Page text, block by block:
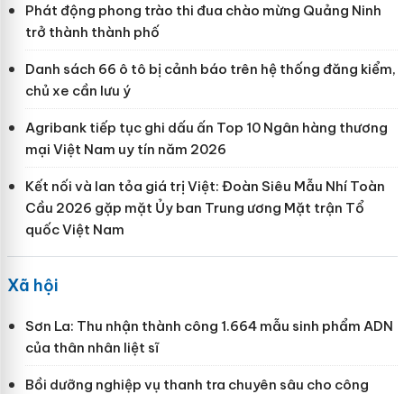
Phát động phong trào thi đua chào mừng Quảng Ninh
trở thành thành phố
Danh sách 66 ô tô bị cảnh báo trên hệ thống đăng kiểm,
chủ xe cần lưu ý
Agribank tiếp tục ghi dấu ấn Top 10 Ngân hàng thương
mại Việt Nam uy tín năm 2026
Kết nối và lan tỏa giá trị Việt: Đoàn Siêu Mẫu Nhí Toàn
Cầu 2026 gặp mặt Ủy ban Trung ương Mặt trận Tổ
quốc Việt Nam
Xã hội
Sơn La: Thu nhận thành công 1.664 mẫu sinh phẩm ADN
của thân nhân liệt sĩ
Bồi dưỡng nghiệp vụ thanh tra chuyên sâu cho công